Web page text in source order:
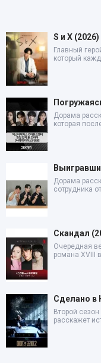
S и X (2026)
Главный
который
Дорама
которая
Дорама
сотрудника
Скандал
Очередная
романа XVIII
Сделано в
Второй
расскажет